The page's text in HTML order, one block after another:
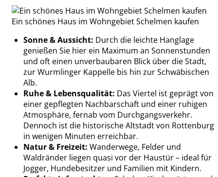
Ein schönes Haus im Wohngebiet Schelmen kaufen
Sonne & Aussicht: Durch die leichte Hanglage
genießen Sie hier ein Maximum an Sonnenstunden
und oft einen unverbaubaren Blick über die Stadt,
zur Wurmlinger Kappelle bis hin zur Schwäbischen
Alb.
Ruhe & Lebensqualität: Das Viertel ist geprägt von
einer gepflegten Nachbarschaft und einer ruhigen
Atmosphäre, fernab vom Durchgangsverkehr.
Dennoch ist die historische Altstadt von Rottenburg
in wenigen Minuten erreichbar.
Natur & Freizeit: Wanderwege, Felder und
Waldränder liegen quasi vor der Haustür – ideal für
Jogger, Hundebesitzer und Familien mit Kindern.